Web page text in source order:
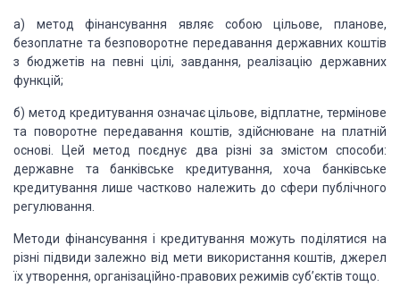
а) метод фінансування являє собою цільове, планове,
безоплатне та безповоротне передавання державних коштів
з бюджетів на певні цілі, завдання, реалізацію державних
функцій;
б) метод кредитування означає цільове, відплатне, термінове
та поворотне передавання коштів, здійснюване на платній
основі. Цей метод поєднує два різні за змістом способи:
державне та банківське кредитування, хоча банківське
кредитування лише частково належить до сфери публічного
регулювання.
Методи фінансування і кредитування можуть поділятися на
різні підвиди залежно від мети використання коштів, джерел
їх утворення, організаційно-правових режимів суб’єктів тощо.